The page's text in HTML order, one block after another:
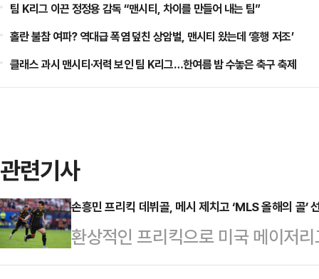
팀 K리그 이끈 정정용 감독 “맨시티, 차이를 만들어 내는 팀”
홀란 불참 여파? 역대급 폭염 덮친 상암벌, 맨시티 왔는데 ‘흥행 저조’
클래스 과시 맨시티·저력 보인 팀 K리그…한여름 밤 수놓은 축구 축제
관련기사
손흥민 프리킥 데뷔골, 메시 제치고 ‘MLS 올해의 골’
환상적인 프리킥으로 미국 메이저
(LAFC)이 ‘MLS 올해의 골’ 주인